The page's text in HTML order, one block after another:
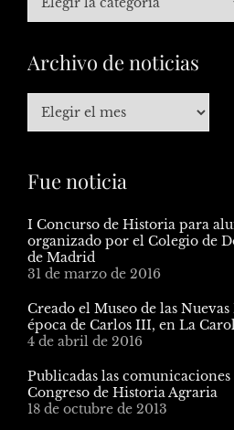
Archivo de noticias
Fue noticia
I Concurso de Historia para
organizado por el Colegio de
de Madrid
31 de marzo de 2016
Creado el Museo de las
época de Carlos III, en La
4 de abril de 2016
Publicadas las
Congreso de Historia Agraria
18 de octubre de 2013